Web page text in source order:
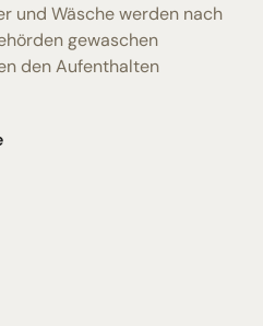
und Wäsche werden nach
gewaschen
den Aufenthalten